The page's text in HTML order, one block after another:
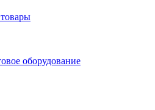
оборудование